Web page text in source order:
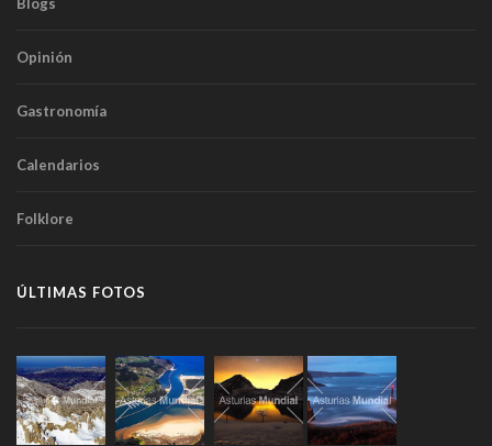
Opinión
Gastronomía
Calendarios
Folklore
ÚLTIMAS FOTOS